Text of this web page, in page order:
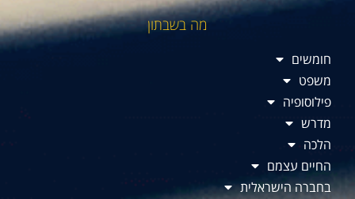
מה בשבתון
חומשים
משפט
פילוסופיה
מדרש
הלכה
החיים עצמם
בחברה הישראלית